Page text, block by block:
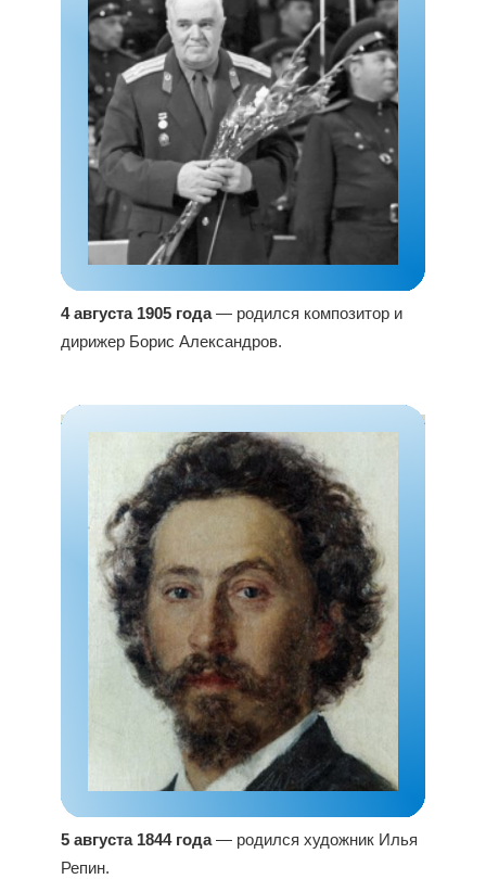
4 августа 1905 года— родился композитор и
дирижер Борис Александров.
5 августа 1844 года— родился художник Илья
Репин.